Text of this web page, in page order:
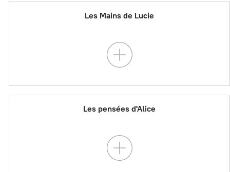
Les Mains de Lucie
Les pensées d'Alice